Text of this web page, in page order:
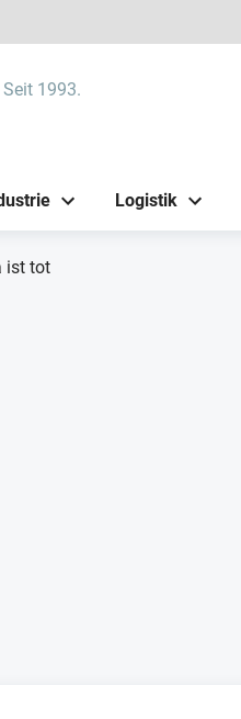
1993.
Logistik
ist tot